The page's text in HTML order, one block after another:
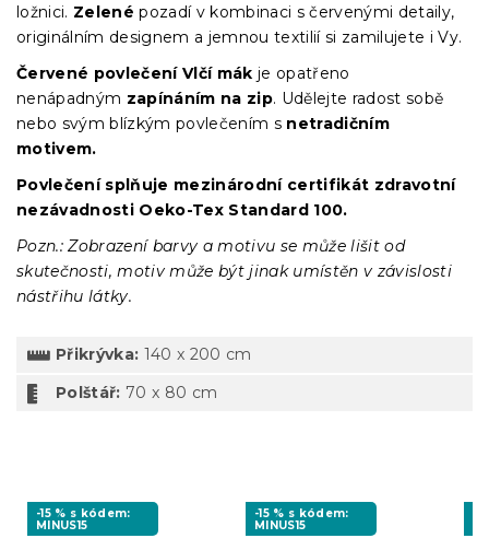
ložnici. Zelenépozadí v kombinaci s červenými detaily,
originálním designem a jemnou textilií si zamilujete i Vy.
Červené povlečení Vlčí mák je opatřeno
nenápadným zapínáním na zip. Udělejte radost sobě
nebo svým blízkým povlečením s netradičním
motivem.
Povlečení splňuje mezinárodní certifikát zdravotní
nezávadnosti Oeko-Tex Standard 100.
Pozn.: Zobrazení barvy a motivu se může lišit od
skutečnosti, motiv může být jinak umístěn v závislosti
nástřihu látky.
Přikrývka: 140 x 200 cm
Polštář: 70 x 80 cm
-15 % s kódem:
MINUS15
-15 % s kódem:
MINUS15